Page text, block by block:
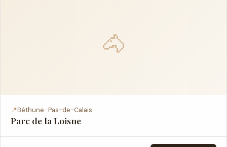
🐴
📍Béthune · Pas-de-Calais
Parc de la Loisne